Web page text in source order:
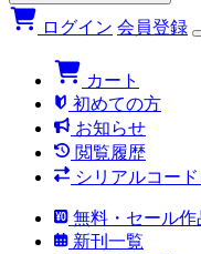
ログイン 会員登録
カート
初めての方
お知らせ
閲覧履歴
シリアルコー
無料・セール作
新刊一覧